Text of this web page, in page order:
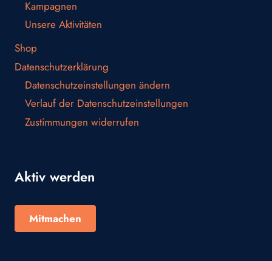
Kampagnen
Unsere Aktivitäten
Shop
Datenschutzerklärung
Datenschutzeinstellungen ändern
Verlauf der Datenschutzeinstellungen
Zustimmungen widerrufen
Aktiv werden
Mitmachen